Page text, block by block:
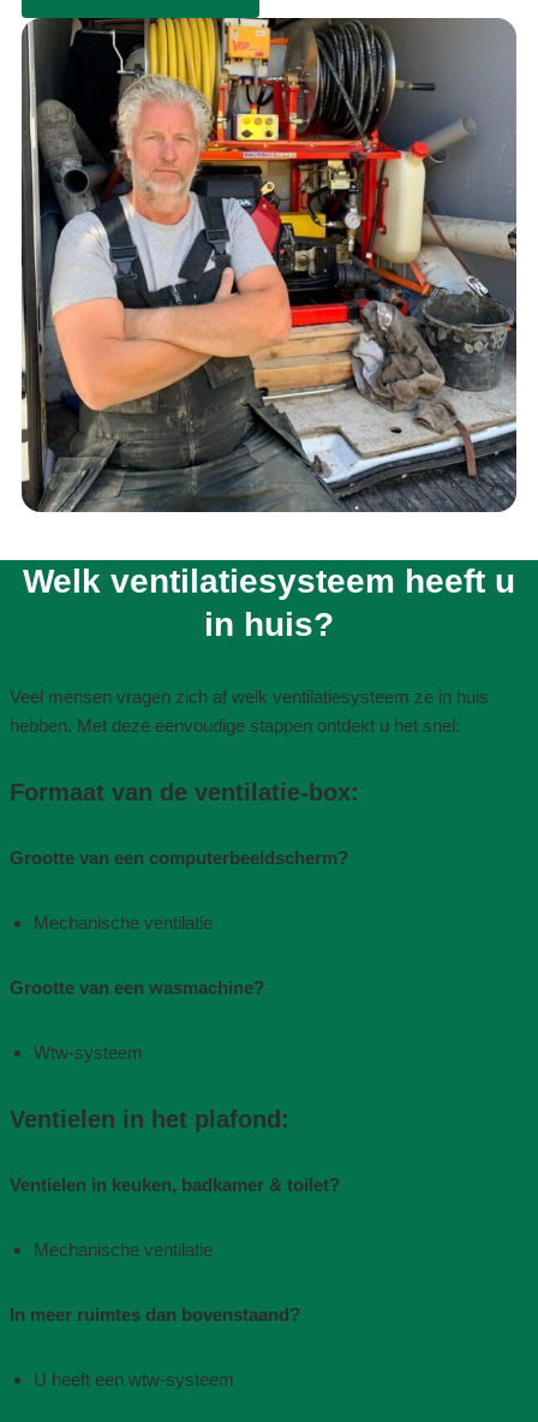
Welk ventilatiesysteem heeft u
in huis?​
Veel mensen vragen zich af welk ventilatiesysteem ze in huis
hebben. Met deze eenvoudige stappen ontdekt u het snel:
Formaat van de ventilatie-box​:
Grootte van een computerbeeldscherm?
Mechanische ventilatie​
Grootte van een wasmachine?
Wtw-systeem
Ventielen in het plafond:
Ventielen in keuken, badkamer & toilet?
Mechanische ventilatie​
In meer ruimtes dan bovenstaand?
U heeft een wtw-systeem